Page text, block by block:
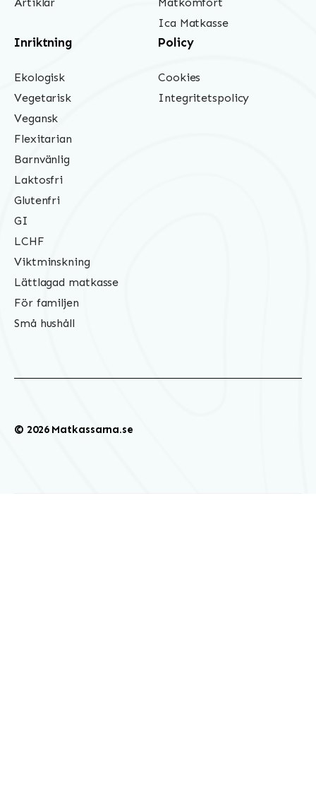
Ica Matkasse
Inriktning
Ekologisk
Vegetarisk
Vegansk
Flexitarian
Barnvänlig
Laktosfri
Glutenfri
GI
LCHF
Viktminskning
Lättlagad matkasse
För familjen
Små hushåll
Policy
Cookies
Integritetspolicy
© 2026 Matkassarna.se